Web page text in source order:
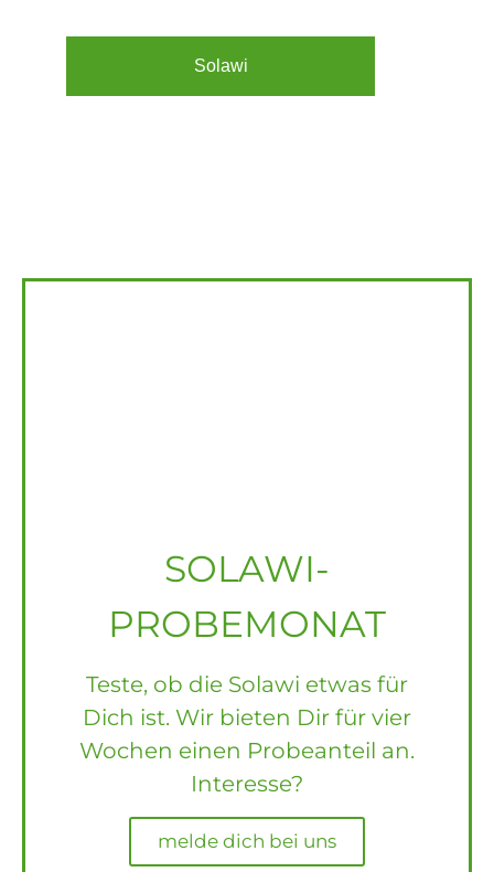
Solawi
SOLAWI-
PROBEMONAT
Teste, ob die Solawi etwas für
Dich ist. Wir bieten Dir für vier
Wochen einen Probeanteil an.
Interesse?
melde dich bei uns